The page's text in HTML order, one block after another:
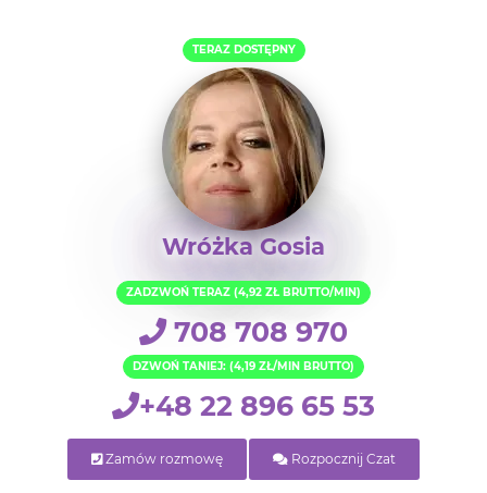
TERAZ DOSTĘPNY
Wróżka Gosia
ZADZWOŃ TERAZ (4,92 ZŁ BRUTTO/MIN)
708 708 970
DZWOŃ TANIEJ: (4,19 ZŁ/MIN BRUTTO)
+48 22 896 65 53
Zamów rozmowę Rozpocznij Czat